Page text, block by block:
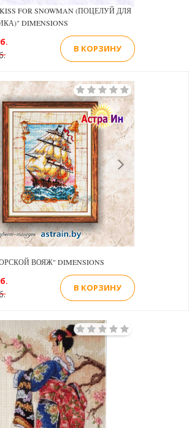
KISS FOR SNOWMAN (ПОЦЕЛУЙ ДЛЯ
DIMENSIONS
В КОРЗИНУ
Next
ВОЯЖ" DIMENSIONS
В КОРЗИНУ